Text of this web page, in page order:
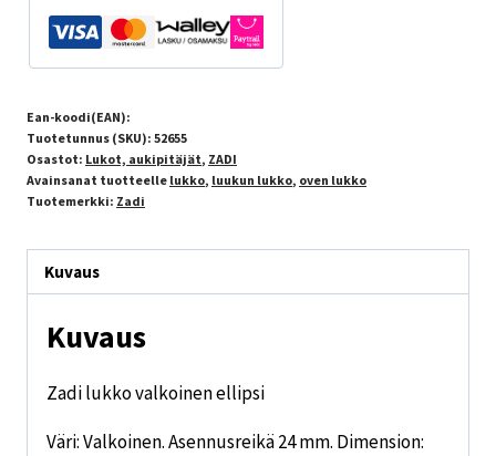
Ean-koodi(EAN):
Tuotetunnus (SKU): 52655
Osastot: Lukot, aukipitäjät, ZADI
Avainsanat tuotteelle lukko, luukun lukko, oven lukko
Tuotemerkki: Zadi
Kuvaus
Kuvaus
Zadi lukko valkoinen ellipsi
Väri: Valkoinen. Asennusreikä 24 mm. Dimension: